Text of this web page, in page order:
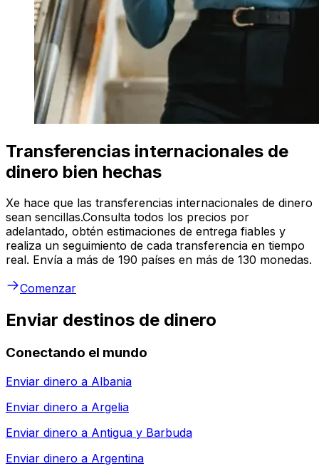
Transferencias internacionales de
dinero bien hechas
Xe hace que las transferencias internacionales de dinero
sean sencillas.Consulta todos los precios por
adelantado, obtén estimaciones de entrega fiables y
realiza un seguimiento de cada transferencia en tiempo
real. Envía a más de 190 países en más de 130 monedas.
Comenzar
Enviar destinos de dinero
Conectando el mundo
Enviar dinero a Albania
Enviar dinero a Argelia
Enviar dinero a Antigua y Barbuda
Enviar dinero a Argentina